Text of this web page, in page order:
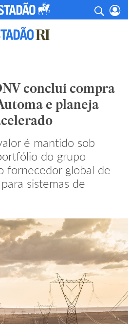
conclui compra
e planeja
é mantido sob
do grupo
fornecedor global de
sistemas de